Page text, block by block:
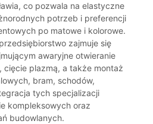
co pozwala na elastyczne
potrzeb i preferencji
po matowe i kolorowe.
zajmuje się
awaryjne otwieranie
plazmą, a także montaż
bram, schodów,
tych specjalizacji
kompleksowych oraz
budowlanych.